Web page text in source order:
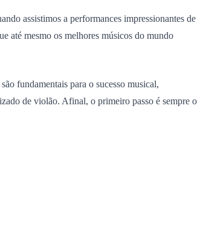
assistimos a performances impressionantes de
até mesmo os melhores músicos do mundo
fundamentais para o sucesso musical,
de violão. Afinal, o primeiro passo é sempre o